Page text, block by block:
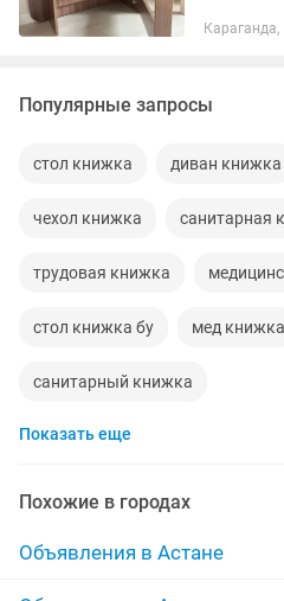
Популярные запросы
стол книжка диван книжка
чехол книжка санитарная
трудовая книжка
стол книжка бу мед книжка
санитарный книжка
Показать еще
Похожие в городах
Объявления в Астане